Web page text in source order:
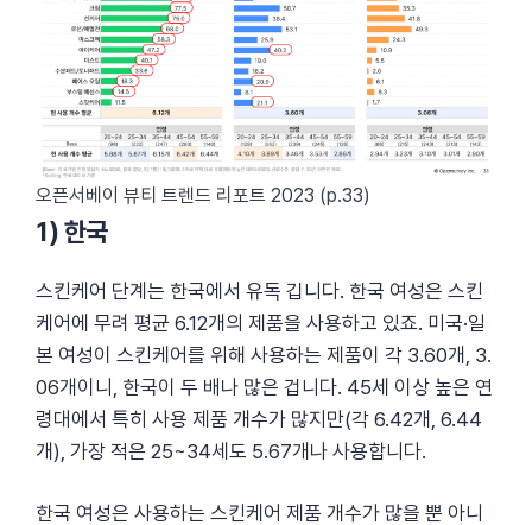
오픈서베이 뷰티 트렌드 리포트 2023 (p.33)
1) 한국
스킨케어 단계는 한국에서 유독 깁니다. 한국 여성은 스킨
케어에 무려 평균 6.12개의 제품을 사용하고 있죠. 미국·일
본 여성이 스킨케어를 위해 사용하는 제품이 각 3.60개, 3.
06개이니, 한국이 두 배나 많은 겁니다. 45세 이상 높은 연
령대에서 특히 사용 제품 개수가 많지만(각 6.42개, 6.44
개), 가장 적은 25~34세도 5.67개나 사용합니다.
한국 여성은 사용하는 스킨케어 제품 개수가 많을 뿐 아니